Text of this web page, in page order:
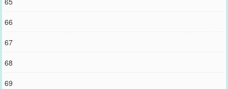
66
67
68
69